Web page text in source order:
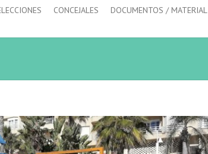
CONCEJALES DOCUMENTOS / MATERIAL